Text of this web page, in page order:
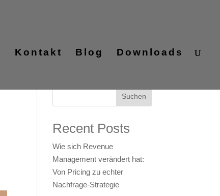
Kontakt Blog Downloads
Suchen
Recent Posts
Wie sich Revenue
Management verändert hat:
Von Pricing zu echter
Nachfrage‑Strategie